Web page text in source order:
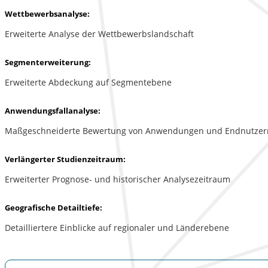
Wettbewerbsanalyse:
Erweiterte Analyse der Wettbewerbslandschaft
Segmenterweiterung:
Erweiterte Abdeckung auf Segmentebene
Anwendungsfallanalyse:
Maßgeschneiderte Bewertung von Anwendungen und
Verlängerter Studienzeitraum:
Erweiterter Prognose- und historischer Analysezeitraum
Geografische Detailtiefe:
Detailliertere Einblicke auf regionaler und Länderebene